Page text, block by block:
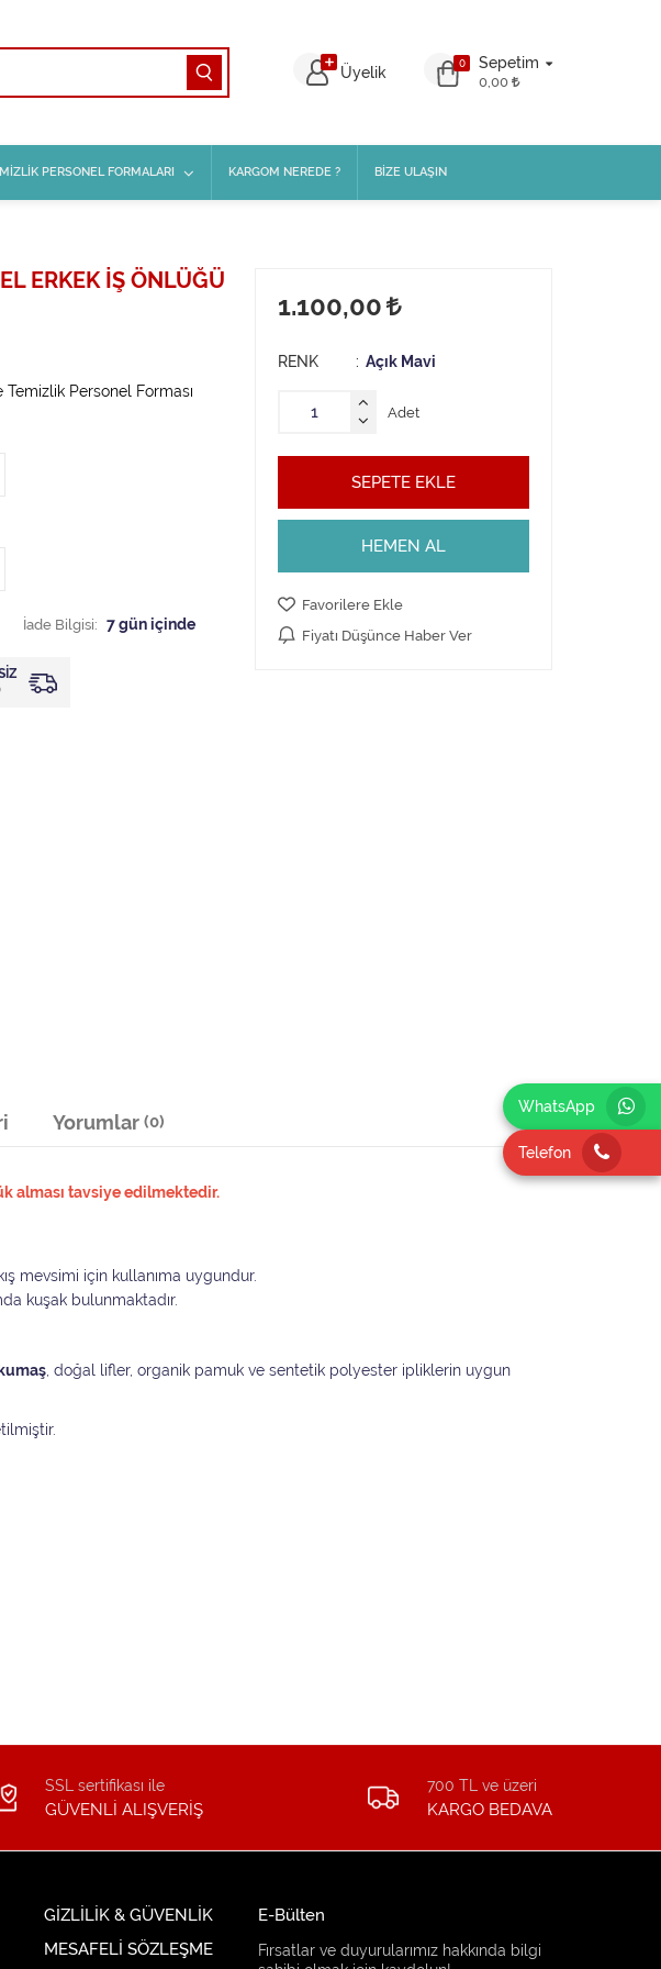
WhatsApp
Telefon
0 Sepetim
0,00
Üyelik
PERSONEL FORMALARI KARGOM NEREDE ? BİZE ULAŞIN
ERKEK İŞ ÖNLÜĞÜ
Personel Forması
İade Bilgisi:
1.100,00
RENK Açık Mavi
Adet
SEPETE EKLE
HEMEN AL
Favorilere Ekle
Fiyatı Düşünce Haber Ver
Yorumlar (0)
alması tavsiye edilmektedir.
mevsimi için kullanıma uygundur.
kuşak bulunmaktadır.
, doğal lifler, organik pamuk ve sentetik polyester ipliklerin uygun
SSL sertifikası ile
GÜVENLİ ALIŞVERİŞ
700 TL ve üzeri
KARGO BEDAVA
E-Bülten
Fırsatlar ve duyurularımız hakkında bilgi
GİZLİLİK & GÜVENLİK
MESAFELİ SÖZLEŞME